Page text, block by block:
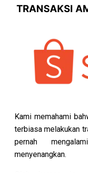
TRANSAKSI
Kami memahami
terbiasa melakukan
pernah
menyenangkan.